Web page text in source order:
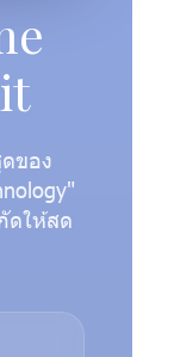
ของ
ดให้สด